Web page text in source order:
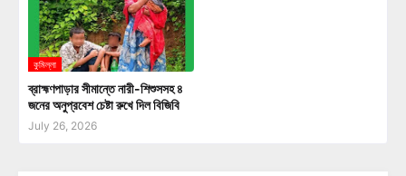
কুমিল্লা
ব্রাহ্মণপাড়ার সীমান্তে নারী-শিশুসসহ ৪
জনের অনুপ্রবেশ চেষ্টা রুখে দিল বিজিবি
July 26, 2026